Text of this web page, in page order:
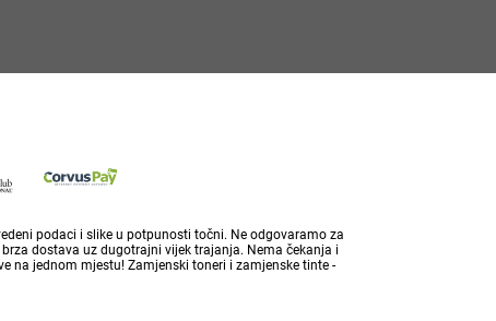
podaci i slike u potpunosti točni. Ne odgovaramo za
dostava uz dugotrajni vijek trajanja. Nema čekanja i
na jednom mjestu! Zamjenski toneri i zamjenske tinte -